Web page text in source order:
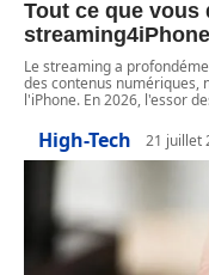
Tout ce que vous
streaming4iPhone
Le streaming a
des contenus numériques,
l'iPhone. En 2026, l'essor
High-Tech 21 juillet